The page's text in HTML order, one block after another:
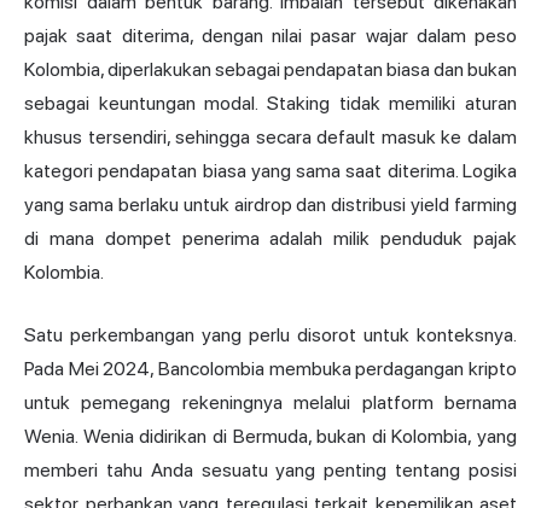
pajak saat diterima, dengan nilai pasar wajar dalam peso
Kolombia, diperlakukan sebagai pendapatan biasa dan bukan
sebagai keuntungan modal. Staking tidak memiliki aturan
khusus tersendiri, sehingga secara default masuk ke dalam
kategori pendapatan biasa yang sama saat diterima. Logika
yang sama berlaku untuk airdrop dan distribusi yield farming
di mana dompet penerima adalah milik penduduk pajak
Kolombia.
Satu perkembangan yang perlu disorot untuk konteksnya.
Pada Mei 2024, Bancolombia membuka perdagangan kripto
untuk pemegang rekeningnya melalui platform bernama
Wenia. Wenia didirikan di Bermuda, bukan di Kolombia, yang
memberi tahu Anda sesuatu yang penting tentang posisi